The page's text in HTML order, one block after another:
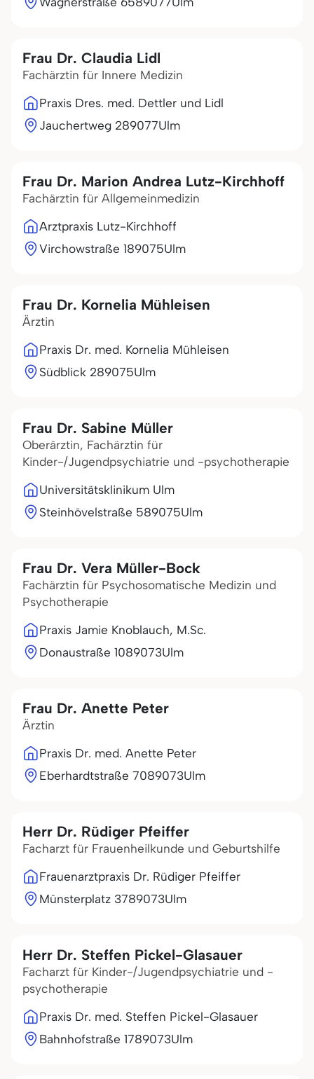
Frau Dr. Claudia Lidl
Fachärztin für Innere Medizin
Praxis Dres. med. Dettler und Lidl
Jauchertweg 289077Ulm
Frau Dr. Marion Andrea Lutz-Kirchhoff
Fachärztin für Allgemeinmedizin
Arztpraxis Lutz-Kirchhoff
Virchowstraße 189075Ulm
Frau Dr. Kornelia Mühleisen
Ärztin
Praxis Dr. med. Kornelia Mühleisen
Südblick 289075Ulm
Frau Dr. Sabine Müller
Oberärztin, Fachärztin für
Kinder-/Jugendpsychiatrie und -psychotherapie
Universitätsklinikum Ulm
Steinhövelstraße 589075Ulm
Frau Dr. Vera Müller-Bock
Fachärztin für Psychosomatische Medizin und
Psychotherapie
Praxis Jamie Knoblauch, M.Sc.
Donaustraße 1089073Ulm
Frau Dr. Anette Peter
Ärztin
Praxis Dr. med. Anette Peter
Eberhardtstraße 7089073Ulm
Herr Dr. Rüdiger Pfeiffer
Facharzt für Frauenheilkunde und Geburtshilfe
Frauenarztpraxis Dr. Rüdiger Pfeiffer
Münsterplatz 3789073Ulm
Herr Dr. Steffen Pickel-Glasauer
Facharzt für Kinder-/Jugendpsychiatrie und -
psychotherapie
Praxis Dr. med. Steffen Pickel-Glasauer
Bahnhofstraße 1789073Ulm